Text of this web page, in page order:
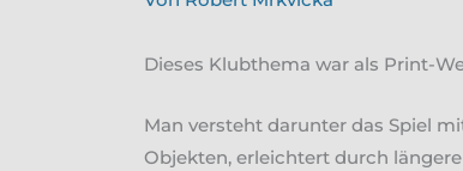
Dieses Klubthema war als Print-
Man versteht darunter das Spiel
Objekten, erleichtert durch